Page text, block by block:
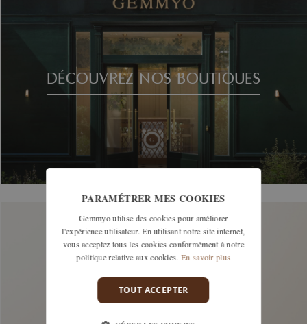
DÉCOUVREZ NOS BOUTIQUES
PARAMÉTRER MES COOKIES
Gemmyo utilise des cookies pour améliorer
l'expérience utilisateur. En utilisant notre site internet,
vous acceptez tous les cookies conformément à notre
politique relative aux cookies. En savoir plus
TOUT ACCEPTER